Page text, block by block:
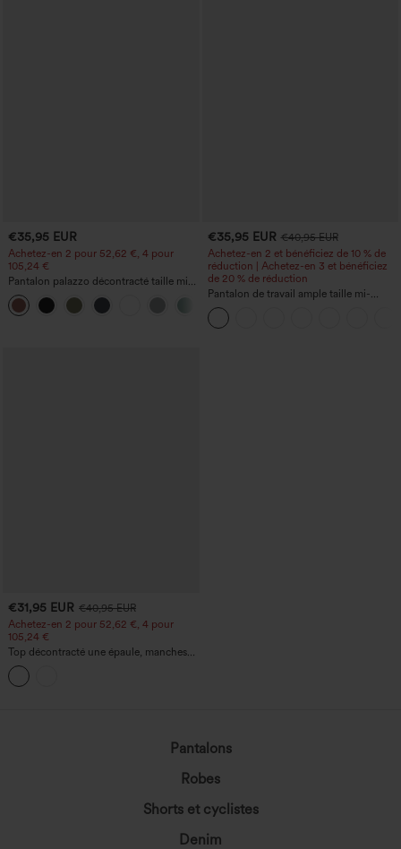
€35,95 EUR
Achetez-en 2 pour 52,62 €, 4 pour
105,24 €
Pantalon palazzo décontracté taille mi-
haute, taille élastique avec cordon,
poches, jambes larges et fluides, coupe
ample
€35,95 EUR €40,95 EUR
Achetez-en 2 et bénéficiez de 10 % de
réduction | Achetez-en 3 et bénéficiez
de 20 % de réduction
Pantalon de travail ample taille mi-
haute, coupe « barrel » (jambe en forme
de tonneau) avec poches
€31,95 EUR €40,95 EUR
Achetez-en 2 pour 52,62 €, 4 pour
105,24 €
Top décontracté une épaule, manches
courtes, ourlet arrondi hi-low,
soutien‑gorge intégré, motif à pois
Pantalons
Robes
Shorts et cyclistes
Denim